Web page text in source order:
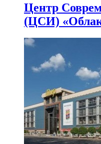
Центр
(ЦСИ)